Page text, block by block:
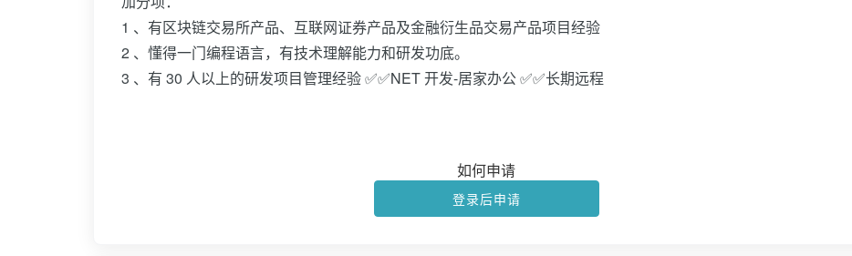
1 、有区块链交易所产品、互联网证券产品及金融衍生品交易产品项目经验
2 、懂得一门编程语言，有技术理解能力和研发功底。
3 、有 30 人以上的研发项目管理经验 ✅✅NET 开发-居家办公 ✅✅长期远程
如何申请
登录后申请